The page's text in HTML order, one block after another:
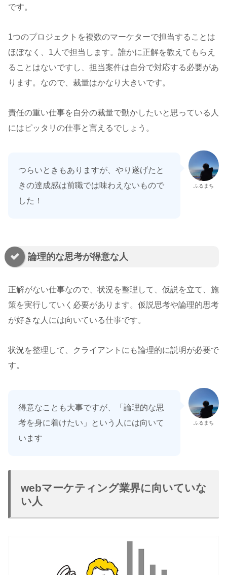
です。
1つのプロジェクトを複数のマーケターで担当することは
ほぼなく、1人で担当します。誰かに正解を教えてもらえ
ることはないですし、担当案件は自分で対応する必要があ
ります。なので、裁量はかなり大きいです。
責任の重い仕事を自分の裁量で動かしたいと思っている人
にはピッタリの仕事と言えるでしょう。
ふるまち
つらいときもありますが、やり遂げたと
きの達成感は前職では味わえないもので
した！
論理的な思考が得意な人
正解がない仕事なので、状況を整理して、仮説を立て、施
策を実行していく必要があります。仮説思考や論理的思考
が好きな人には向いている仕事です。
状況を整理して、クライアントにも論理的に説明が必要で
す。
ふるまち
得意なことも大事ですが、「論理的な思
考を身に着けたい」という人には向いて
います
webマーケティング業界に向いていな
い人